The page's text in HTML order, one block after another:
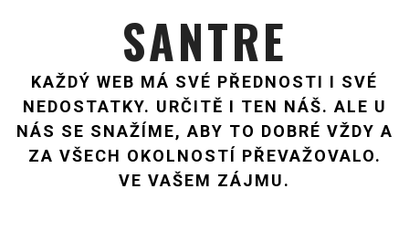
SANTRE
KAŽDÝ WEB MÁ SVÉ PŘEDNOSTI I SVÉ
NEDOSTATKY. URČITĚ I TEN NÁŠ. ALE U
NÁS SE SNAŽÍME, ABY TO DOBRÉ VŽDY A
ZA VŠECH OKOLNOSTÍ PŘEVAŽOVALO.
VE VAŠEM ZÁJMU.